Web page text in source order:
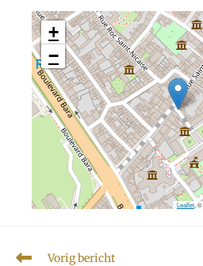
+
−
Leaflet , ©
Lees
Vorig bericht